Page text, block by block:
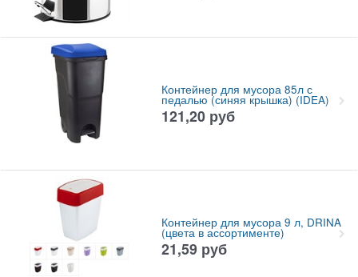
Контейнер для мусора 85л с
педалью (синяя крышка) (IDEA)
121,20 руб
Контейнер для мусора 9 л, DRINA
(цвета в ассортименте)
21,59 руб